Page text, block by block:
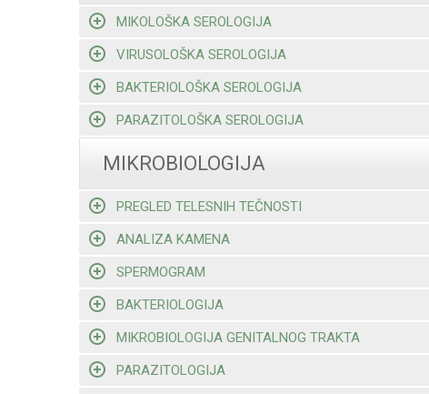
MIKOLOŠKA SEROLOGIJA
VIRUSOLOŠKA SEROLOGIJA
BAKTERIOLOŠKA SEROLOGIJA
PARAZITOLOŠKA SEROLOGIJA
MIKROBIOLOGIJA
PREGLED TELESNIH TEČNOSTI
ANALIZA KAMENA
SPERMOGRAM
BAKTERIOLOGIJA
MIKROBIOLOGIJA GENITALNOG TRAKTA
PARAZITOLOGIJA